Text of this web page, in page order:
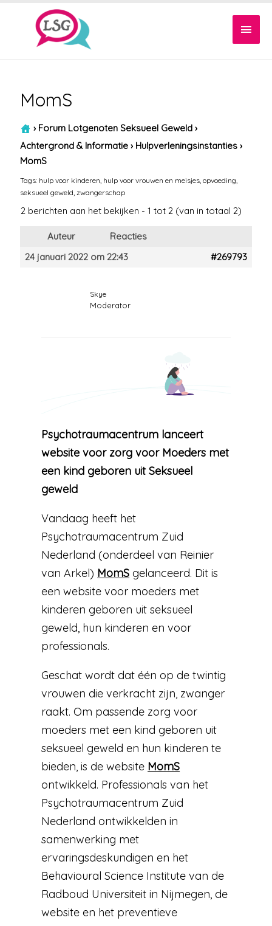
MomS
› Forum Lotgenoten Seksueel Geweld ›
Achtergrond & Informatie › Hulpverleningsinstanties ›
MomS
Tags: hulp voor kinderen hulp voor vrouwen en meisjes ,opvoeding
seksueel geweld zwangerschap
2 berichten aan het bekijken - 1 tot 2 (van in totaal 2)
Auteur
Reacties
24 januari 2022 om 22:43
#269793
Skye
Moderator
Psychotraumacentrum lanceert
website voor zorg voor Moeders met
een kind geboren uit Seksueel
geweld
Vandaag heeft het
Psychotraumacentrum Zuid
Nederland (onderdeel van Reinier
van Arkel) MomS gelanceerd. Dit is
een website voor moeders met
kinderen geboren uit seksueel
geweld, hun kinderen en voor
professionals.
Geschat wordt dat één op de twintig
vrouwen die verkracht zijn, zwanger
raakt. Om passende zorg voor
moeders met een kind geboren uit
seksueel geweld en hun kinderen te
bieden, is de website MomS
ontwikkeld. Professionals van het
Psychotraumacentrum Zuid
Nederland ontwikkelden in
samenwerking met
ervaringsdeskundigen en het
Behavioural Science Institute van de
Radboud Universiteit in Nijmegen, de
website en het preventieve